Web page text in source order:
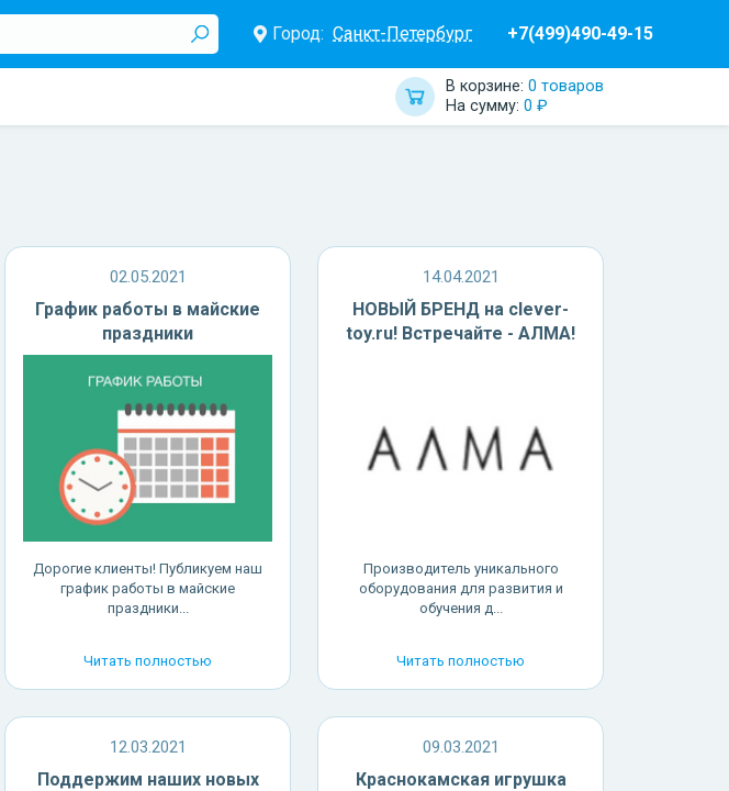
Город: Санкт-Петербург +7(499)490-49-15
В корзине: 0 товаров
На сумму: 0 ₽
02.05.2021
График работы в майские
праздники
Дорогие клиенты! Публикуем наш
график работы в майские
праздники...
Читать полностью
14.04.2021
НОВЫЙ БРЕНД на clever-
toy.ru! Встречайте - АЛМА!
Производитель уникального
оборудования для развития и
обучения д...
Читать полностью
12.03.2021
Поддержим наших новых
09.03.2021
Краснокамская игрушка